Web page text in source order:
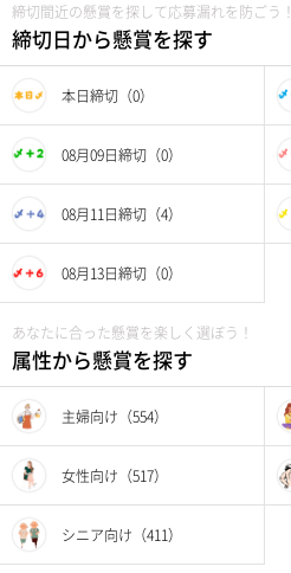
締切間近の懸賞を探して応募漏れを防ごう！
締切日から懸賞を探す
本日締切（0）
08月09日締切（0）
08月11日締切（4）
08月13日締切（0）
あなたに合った懸賞を楽しく選ぼう！
属性から懸賞を探す
主婦向け（554）
女性向け（517）
シニア向け（411）